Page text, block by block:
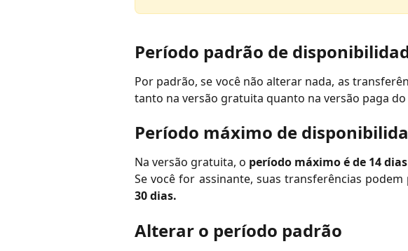
Período padrão de
Por padrão, se você não alterar nada, as
tanto na versão gratuita quanto na versão paga do
Período máximo de
Na versão gratuita, o período máximo é de 14 dias
Se você for assinante, suas transferências podem
30 dias.
Alterar o período padrão